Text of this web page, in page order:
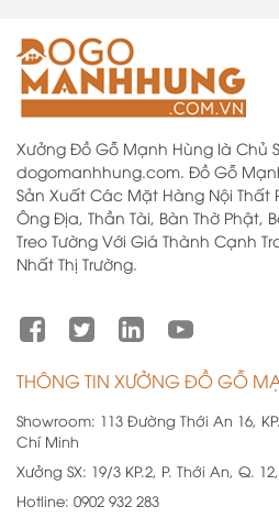
Xưởng Đồ Gỗ Mạnh Hùng là Chủ
dogomanhhung.com. Đồ Gỗ
Sản Xuất Các Mặt Hàng Nội Thất
Ông Địa, Thần Tài, Bàn Thờ Phật,
Treo Tường Với Giá Thành Cạnh
Nhất Thị Trường.
THÔNG TIN XƯỞNG ĐỒ GỖ
Showroom: 113 Đường Thới An 16,
Chí Minh
Xưởng SX: 19/3 KP.2, P. Thới An, Q.
Hotline: 0902 932 283